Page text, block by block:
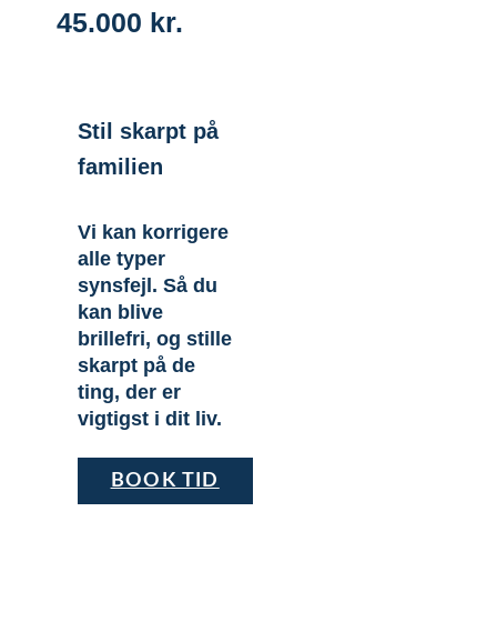
45.000 kr.
Stil skarpt på
familien
Vi kan korrigere
alle typer
synsfejl. Så du
kan blive
brillefri, og stille
skarpt på de
ting, der er
vigtigst i dit liv.
BOOK TID